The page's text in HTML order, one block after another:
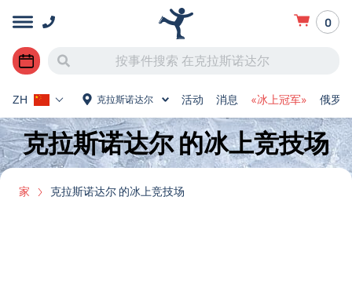
0
克拉斯诺达尔 活动 消息 «冰上冠军» 俄罗
ZH
克拉斯诺达尔 的冰上竞技场
家 克拉斯诺达尔 的冰上竞技场